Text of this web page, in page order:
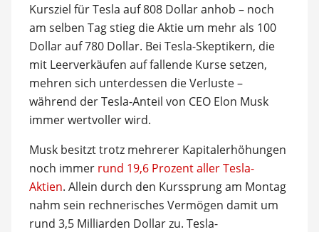
Kursziel für Tesla auf 808 Dollar anhob – noch
am selben Tag stieg die Aktie um mehr als 100
Dollar auf 780 Dollar. Bei Tesla-Skeptikern, die
mit Leerverkäufen auf fallende Kurse setzen,
mehren sich unterdessen die Verluste –
während der Tesla-Anteil von CEO Elon Musk
immer wertvoller wird.
Musk besitzt trotz mehrerer Kapitalerhöhungen
noch immer rund 19,6 Prozent aller Tesla-
Aktien. Allein durch den Kurssprung am Montag
nahm sein rechnerisches Vermögen damit um
rund 3,5 Milliarden Dollar zu. Tesla-